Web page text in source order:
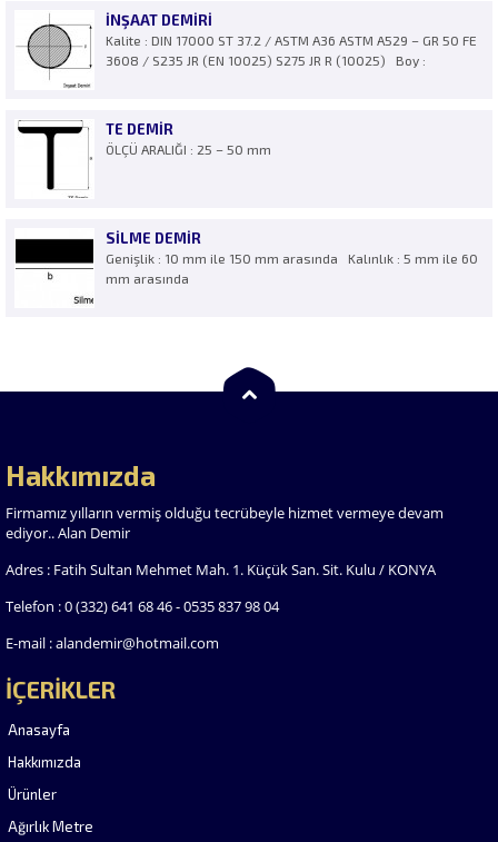
İNŞAAT DEMIRI
Kalite : DIN 17000 ST 37.2 / ASTM A36 ASTM A529 – GR 50 FE
3608 / S235 JR (EN 10025) S275 JR R (10025) Boy :
TE DEMIR
ÖLÇÜ ARALIĞI : 25 – 50 mm
SILME DEMIR
Genişlik : 10 mm ile 150 mm arasında Kalınlık : 5 mm ile 60
mm arasında
Hakkımızda
Firmamız yılların vermiş olduğu tecrübeyle hizmet vermeye devam
ediyor.. Alan Demir
Adres : Fatih Sultan Mehmet Mah. 1. Küçük San. Sit. Kulu / KONYA
Telefon : 0 (332) 641 68 46 - 0535 837 98 04
E-mail : alandemir@hotmail.com
İÇERİKLER
Anasayfa
Hakkımızda
Ürünler
Ağırlık Metre